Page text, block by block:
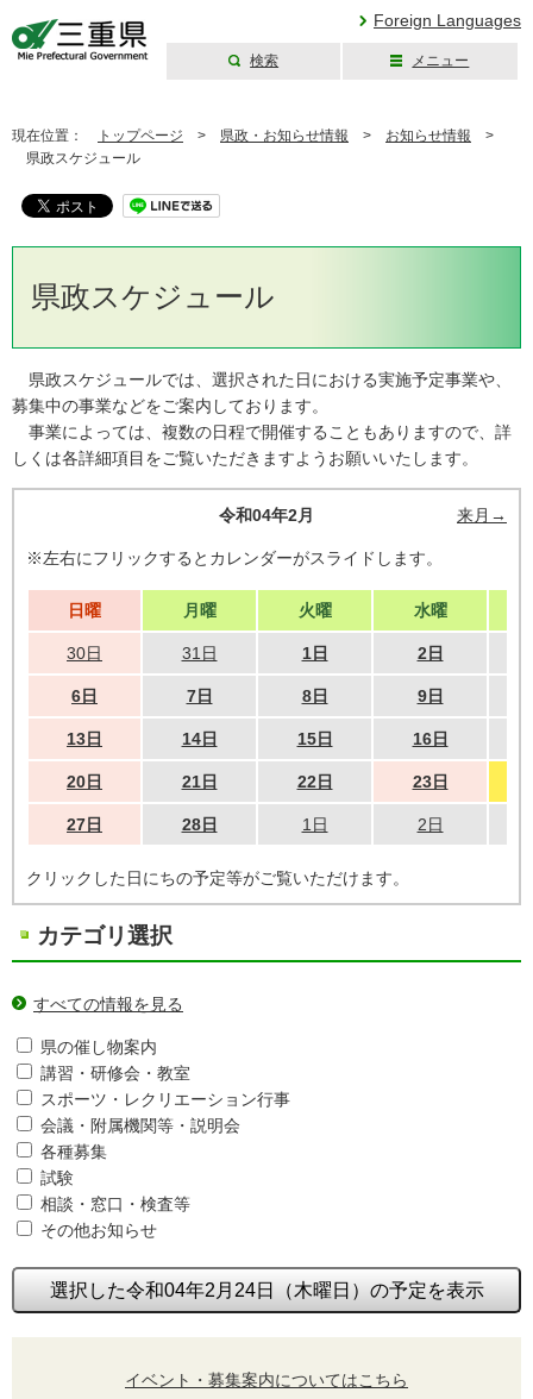
Foreign Languages
検索 メニュー
現在位置： トップページ > 県政・お知らせ情報 > お知らせ情報 >
県政スケジュール
県政スケジュール
県政スケジュールでは、選択された日における実施予定事業や、
募集中の事業などをご案内しております。
事業によっては、複数の日程で開催することもありますので、詳
しくは各詳細項目をご覧いただきますようお願いいたします。
令和04年2月 来月→
※左右にフリックするとカレンダーがスライドします。
日曜 月曜 火曜 水曜
30日 31日 1日 2日
6日 7日 8日 9日
13日 14日 15日 16日
20日 21日 22日 23日
27日 28日 1日 2日
クリックした日にちの予定等がご覧いただけます。
カテゴリ選択
すべての情報を見る
県の催し物案内
講習・研修会・教室
スポーツ・レクリエーション行事
会議・附属機関等・説明会
各種募集
試験
相談・窓口・検査等
その他お知らせ
選択した令和04年2月24日（木曜日）の予定を表示
イベント・募集案内についてはこちら